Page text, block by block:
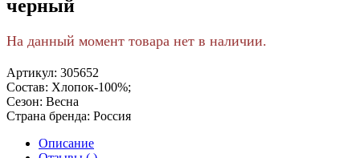
черный
На данный момент товара нет в наличии.
Артикул: 305652
Состав: Хлопок-100%;
Сезон: Весна
Страна бренда: Россия
Описание